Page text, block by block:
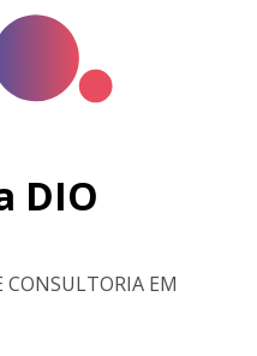
DIO
CONSULTORIA EM